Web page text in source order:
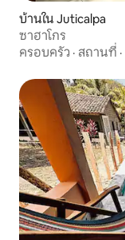
บ้านใน Juticalpa
ซาฮาโกร
ครอบครัว · สถานที่ ·